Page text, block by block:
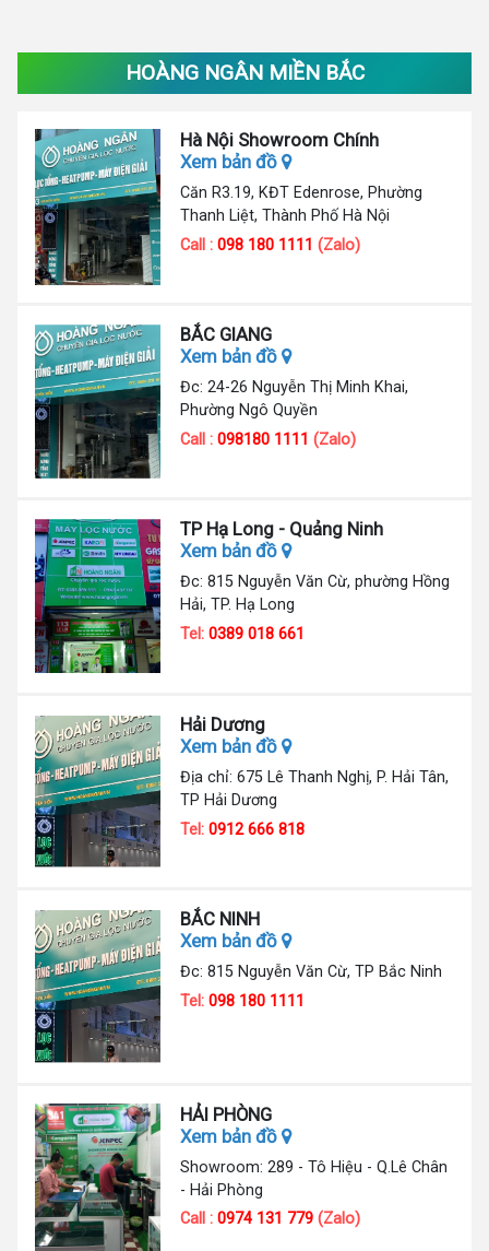
HOÀNG NGÂN MIỀN BẮC
Hà Nội Showroom Chính
Xem bản đồ
Căn R3.19, KĐT Edenrose, Phường
Thanh Liệt, Thành Phố Hà Nội
Call :098 180 1111 (Zalo)
BẮC GIANG
Xem bản đồ
Đc: 24-26 Nguyễn Thị Minh Khai,
Phường Ngô Quyền
Call :098180 1111 (Zalo)
TP Hạ Long - Quảng Ninh
Xem bản đồ
Đc: 815 Nguyễn Văn Cừ, phường Hồng
Hải, TP. Hạ Long
Tel:0389 018 661
Hải Dương
Xem bản đồ
Địa chỉ: 675 Lê Thanh Nghị, P. Hải Tân,
TP Hải Dương
Tel:0912 666 818
BẮC NINH
Xem bản đồ
Đc: 815 Nguyễn Văn Cừ, TP Bắc Ninh
Tel:098 180 1111
HẢI PHÒNG
Xem bản đồ
Showroom: 289 - Tô Hiệu - Q.Lê Chân
- Hải Phòng
Call :0974 131 779 (Zalo)